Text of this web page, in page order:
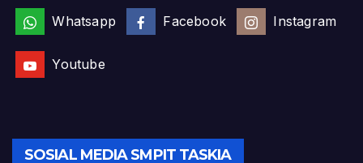
Whatsapp Facebook Instagram
Youtube
SOSIAL MEDIA SMPIT TASKIA